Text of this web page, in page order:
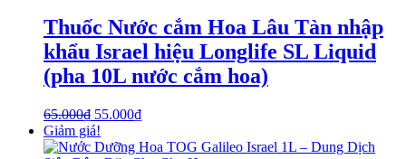
Thuốc Nước cắm Hoa Lâu Tàn nhập
khẩu Israel hiệu Longlife SL Liquid
(pha 10L nước cắm hoa)
65.000₫ 55.000₫
Giảm giá!